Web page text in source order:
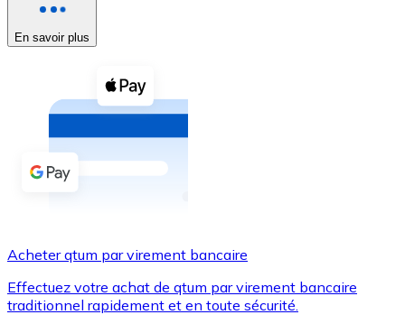
Voir toutes
Coupons crypto
Achetez des cryptomonnaies en espèces et d'autres
Acheter avec espèces
Virement SEPA
Utilisez les cartes Visa et Mastercard pour acheter
En savoir plus
Acheter qtum par virement bancaire
Effectuez votre achat de qtum par virement bancaire
traditionnel rapidement et en toute sécurité.